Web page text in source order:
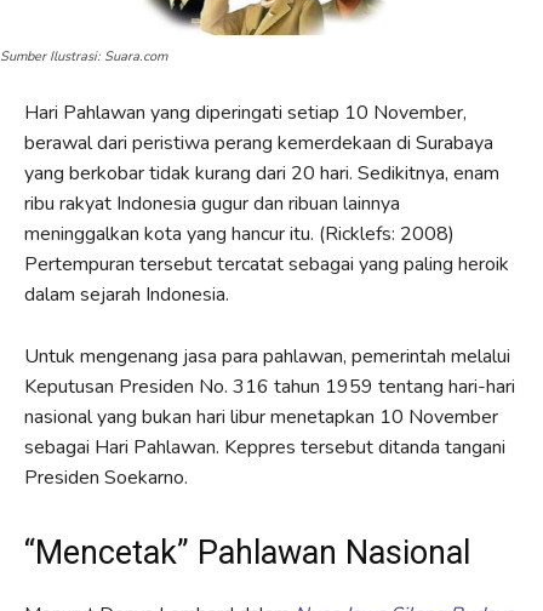
Sumber Ilustrasi: Suara.com
Hari Pahlawan yang diperingati setiap 10 November,
berawal dari peristiwa perang kemerdekaan di Surabaya
yang berkobar tidak kurang dari 20 hari. Sedikitnya, enam
ribu rakyat Indonesia gugur dan ribuan lainnya
meninggalkan kota yang hancur itu. (Ricklefs: 2008)
Pertempuran tersebut tercatat sebagai yang paling heroik
dalam sejarah Indonesia.
Untuk mengenang jasa para pahlawan, pemerintah melalui
Keputusan Presiden No. 316 tahun 1959 tentang hari-hari
nasional yang bukan hari libur menetapkan 10 November
sebagai Hari Pahlawan. Keppres tersebut ditanda tangani
Presiden Soekarno.
“Mencetak” Pahlawan Nasional